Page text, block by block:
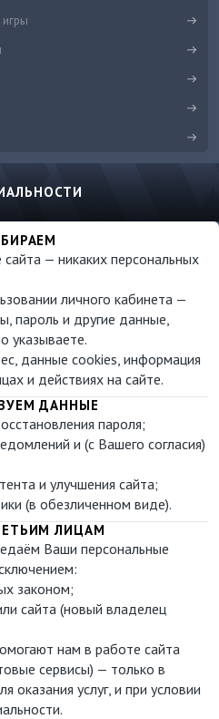
— никаких персональных
личного кабинета —
пароль и другие данные,
указываете.
данные cookies, информация
и действиях на сайте.
ДАННЫЕ
пароля;
и (с Вашего согласия)
и улучшения сайта;
(в обезличенном виде).
ЛИЦАМ
Ваши персональные
законом;
сайта (новый владелец
нам в работе сайта
сервисы) — только в
услуг, и при условии
игры